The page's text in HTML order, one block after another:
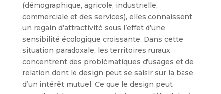
(démographique, agricole, industrielle,
commerciale et des services), elles connaissent
un regain d’attractivité sous l’effet d’une
sensibilité écologique croissante. Dans cette
situation paradoxale, les territoires ruraux
concentrent des problématiques d’usages et de
relation dont le design peut se saisir sur la base
d’un intérêt mutuel. Ce que le design peut